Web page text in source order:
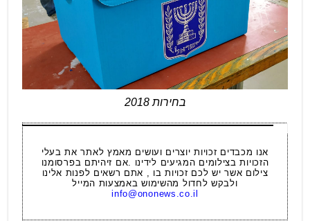
בחירות 2018
אנו מכבדים זכויות יוצרים ועושים מאמץ לאתר את בעלי
הזכויות בצילומים המגיעים לידינו .אם זיהיתם בפרסומנו
צילום אשר יש לכם זכויות בו , אתם רשאים לפנות אלינו
ולבקש לחדול מהשימוש באמצעות המייל
info@ononews.co.il